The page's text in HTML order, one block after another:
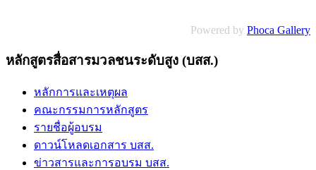
Powered by Phoca Gallery
หลักสูตรสื่อสารมวลชนระดับสูง (บสส.)
หลักการและเหตุผล
คณะกรรมการหลักสูตร
รายชื่อผู้อบรม
ดาวน์โหลดเอกสาร บสส.
ข่าวสารและการอบรม บสส.